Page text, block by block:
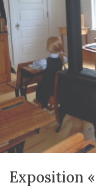
Exposition